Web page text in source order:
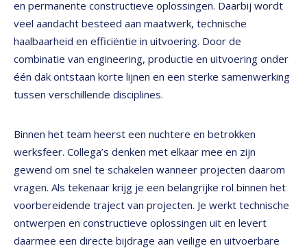
en permanente constructieve oplossingen. Daarbij wordt
veel aandacht besteed aan maatwerk, technische
haalbaarheid en efficiëntie in uitvoering. Door de
combinatie van engineering, productie en uitvoering onder
één dak ontstaan korte lijnen en een sterke samenwerking
tussen verschillende disciplines.
Binnen het team heerst een nuchtere en betrokken
werksfeer. Collega’s denken met elkaar mee en zijn
gewend om snel te schakelen wanneer projecten daarom
vragen. Als tekenaar krijg je een belangrijke rol binnen het
voorbereidende traject van projecten. Je werkt technische
ontwerpen en constructieve oplossingen uit en levert
daarmee een directe bijdrage aan veilige en uitvoerbare